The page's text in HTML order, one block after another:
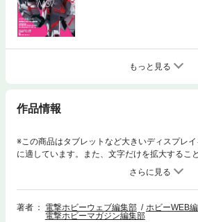
もっと見る
作品情報
※この商品はタブレットなど大きいディスプレ
に適しています。また、文字だけを拡大するこ
ト、検索、辞書の参照、引用などの機能が使用
ンダム』シリーズでもっとも人気の高いライバ
アズナブル。赤い軍服に身を包み、赤いモビル
ロ・レイのガンダムを幾度となく苦しめた、「
代の天才パイロットだ。今号では、このシャア
著者 電撃ホビーウェブ編集部
ホビーWEB
電撃ホビーマガジン編集部